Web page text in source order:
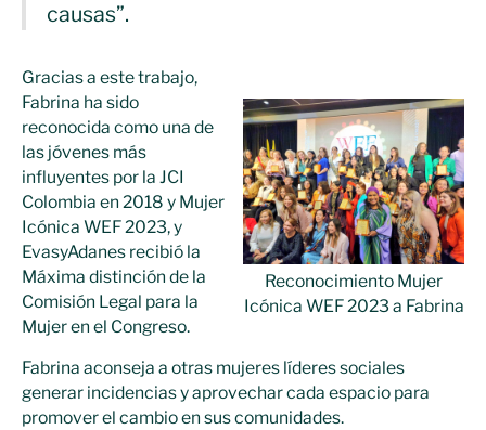
causas”.
Reconocimiento Mujer
Icónica WEF 2023 a Fabrina
Gracias a este trabajo,
Fabrina ha sido
reconocida como una de
las jóvenes más
influyentes por la JCI
Colombia en 2018 y Mujer
Icónica WEF 2023, y
EvasyAdanes recibió la
Máxima distinción de la
Comisión Legal para la
Mujer en el Congreso.
Fabrina aconseja a otras mujeres líderes sociales
generar incidencias y aprovechar cada espacio para
promover el cambio en sus comunidades.